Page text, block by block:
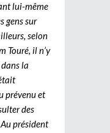
lui-même
gens sur
selon
Touré, il n’y
la
prévenu et
des
président